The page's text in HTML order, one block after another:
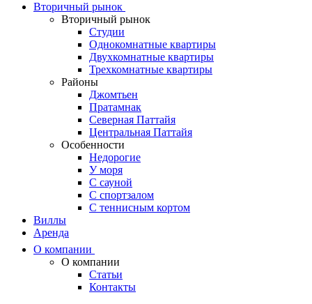
Вторичный рынок
Вторичный рынок
Студии
Однокомнатные квартиры
Двухкомнатные квартиры
Трехкомнатные квартиры
Районы
Джомтьен
Пратамнак
Северная Паттайя
Центральная Паттайя
Особенности
Недорогие
У моря
С сауной
С спортзалом
С теннисным кортом
Виллы
Аренда
О компании
О компании
Статьи
Контакты